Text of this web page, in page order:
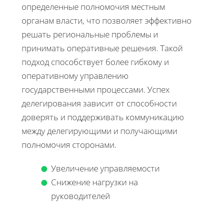
определенные полномочия местным
органам власти, что позволяет эффективно
решать региональные проблемы и
принимать оперативные решения. Такой
подход способствует более гибкому и
оперативному управлению
государственными процессами. Успех
делегирования зависит от способности
доверять и поддерживать коммуникацию
между делегирующими и получающими
полномочия сторонами.
Увеличение управляемости
Снижение нагрузки на
руководителей